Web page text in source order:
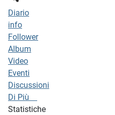
Diario
info
Follower
Album
Video
Eventi
Discussioni
Di Più
Statistiche